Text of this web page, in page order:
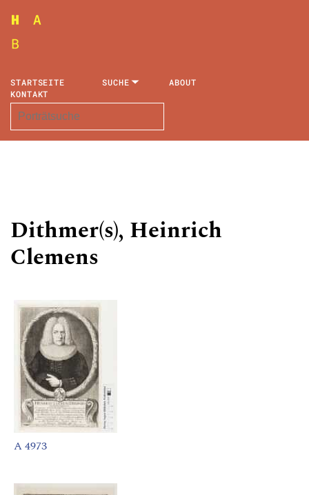
STARTSEITE SUCHE
ABOUT
KONTAKT
Dithmer(s), Heinrich
Clemens
A 4973